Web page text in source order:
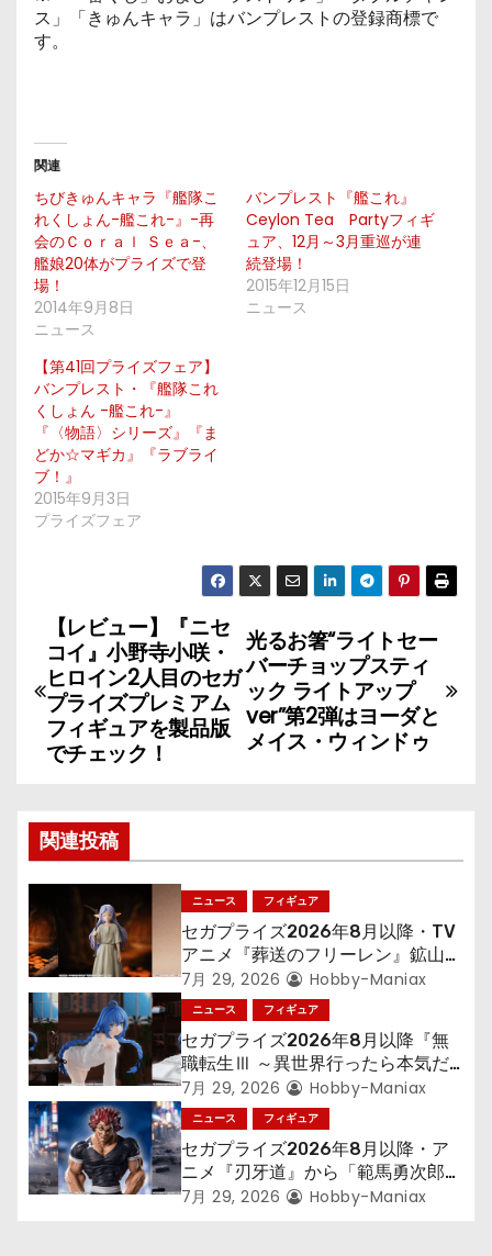
ス」「きゅんキャラ」はバンプレストの登録商標で
す。
関連
ちびきゅんキャラ『艦隊こ
れくしょん-艦これ-』-再
会のＣｏｒａｌ Ｓｅａ-、
艦娘20体がプライズで登
場！
2014年9月8日
ニュース
バンプレスト『艦これ』
Ceylon Tea Partyフィギ
ュア、12月～3月重巡が連
続登場！
2015年12月15日
ニュース
【第41回プライズフェア】
バンプレスト・『艦隊これ
くしょん -艦これ-』
『〈物語〉シリーズ』『ま
どか☆マギカ』『ラブライ
ブ！』
2015年9月3日
プライズフェア
投
稿
ナ
ビ
ゲ
ー
シ
ョ
ン
光るお箸“ライトセー
バーチョップスティ
ック ライトアップ
ver”第2弾はヨーダと
メイス・ウィンドゥ
【レビュー】『ニセ
コイ』小野寺小咲・
ヒロイン2人目のセガ
プライズプレミアム
フィギュアを製品版
でチェック！
関連投稿
ニュース フィギュア
セガプライズ2026年8月以降・TV
アニメ『葬送のフリーレン』鉱山で
300年働くことになっっちゃった
「フリーレン」を立体化！
7月 29, 2026 Hobby-Maniax
ニュース フィギュア
セガプライズ2026年8月以降『無
職転生Ⅲ ～異世界行ったら本気だ
す～』から「ロキシー」のフィギュ
アが登場！
7月 29, 2026 Hobby-Maniax
ニュース フィギュア
セガプライズ2026年8月以降・ア
ニメ『刃牙道』から「範馬勇次郎」
が登場ッッ!!
7月 29, 2026 Hobby-Maniax